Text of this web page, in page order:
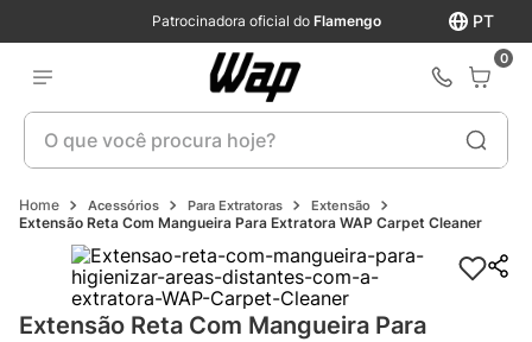
PT
Patrocinadora oficial do Flamengo
0
O que você procura hoje?
Acessórios Para Extratoras Extensão
Extensão Reta Com Mangueira Para Extratora WAP Carpet Cleaner
Extensão Reta Com Mangueira Para